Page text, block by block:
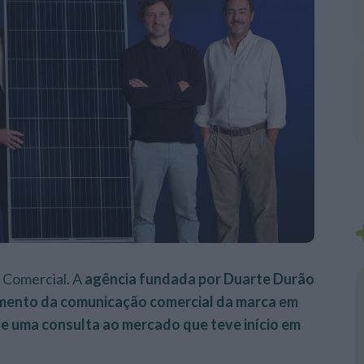
Aagência fundada por Duarte Durão
da comunicação comercial da marca em
uma consulta ao mercado que teve início em